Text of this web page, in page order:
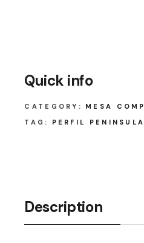
Quick info
CATEGORY:
MESA
TAG:
PERFIL
Description